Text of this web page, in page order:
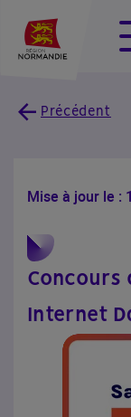
Précédent
Mise à jour le :
Concours
Internet